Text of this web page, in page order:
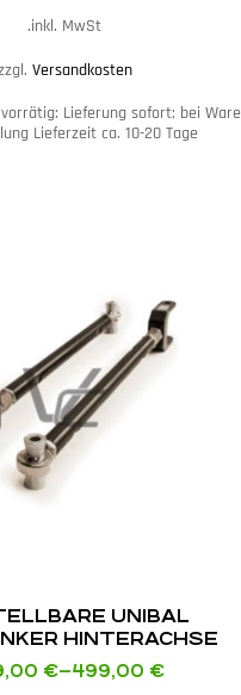
inkl. MwSt.
Versandkosten
Lieferung sofort; bei Ware
Lieferzeit ca. 10-20 Tage
UNIBAL
HINTERACHSE
BMW E36 M3 / E46
M3
499,00 €
–
€